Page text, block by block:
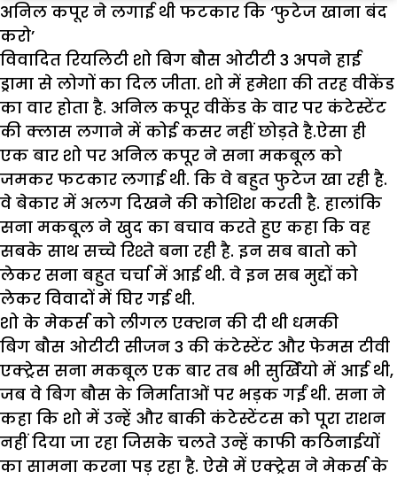
अनिल कपूर ने लगाई थी फटकार कि ‘फुटेज खाना बंद
करो’
विवादित रियलिटी शो बिग बौस ओटीटी 3 अपने हाई
ड्रामा से लोगों का दिल जीता. शो में हमेशा की तरह वीकेंड
का वार होता है. अनिल कपूर वीकेंड के वार पर कंटेस्टेंट
की क्लास लगाने में कोई कसर नहीं छोड़ते है.ऐसा ही
एक बार शो पर अनिल कपूर ने सना मकबूल को
जमकर फटकार लगाई थी. कि वे बहुत फुटेज खा रही है.
वे बेकार में अलग दिखने की कोशिश करती है. हालांकि
सना मकबूल ने खुद का बचाव करते हुए कहा कि वह
सबके साथ सच्चे रिश्ते बना रही है. इन सब बातो को
लेकर सना बहुत चर्चा में आई थी. वे इन सब मुद्दों को
लेकर विवादों में घिर गई थी.
शो के मेकर्स को लीगल एक्शन की दी थी धमकी
बिग बौस ओटीटी सीजन 3 की कंटेस्टेंट और फेमस टीवी
एक्ट्रेस सना मकबूल एक बार तब भी सुर्खियो में आई थी,
जब वे बिग बौस के निर्माताओं पर भड़क गईं थी. सना ने
कहा कि शो में उन्हें और बाकी कंटेस्टेंटस को पूरा राशन
नहीं दिया जा रहा जिसके चलते उन्हें काफी कठिनाईयों
का सामना करना पड़ रहा है. ऐसे में एक्ट्रेस ने मेकर्स के